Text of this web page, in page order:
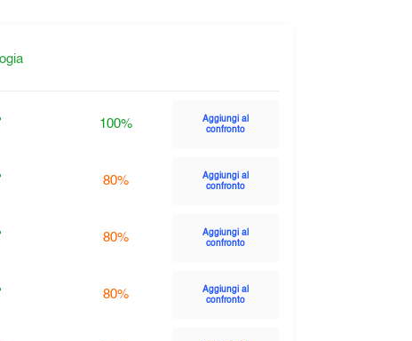
100%
Aggiungi al
confronto
80%
Aggiungi al
confronto
80%
Aggiungi al
confronto
80%
Aggiungi al
confronto